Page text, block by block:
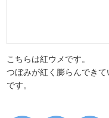
こちらは紅ウメです。
つぼみが紅く膨らんでき
です。